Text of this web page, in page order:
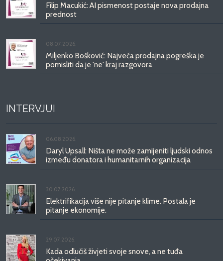
Filip Macukić: AI pismenost postaje nova prodajna
prednost
08.07.2026.
Miljenko Bošković: Najveća prodajna pogreška je
pomisliti da je 'ne' kraj razgovora
INTERVJUI
06.08.2026.
Daryl Upsall: Ništa ne može zamijeniti ljudski odnos
između donatora i humanitarnih organizacija
30.07.2026.
Elektrifikacija više nije pitanje klime. Postala je
pitanje ekonomije.
29.07.2026.
Kada odlučiš živjeti svoje snove, a ne tuđa